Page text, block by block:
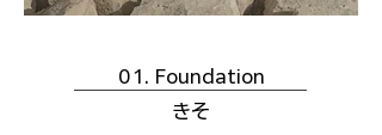
01. Foundation
きそ